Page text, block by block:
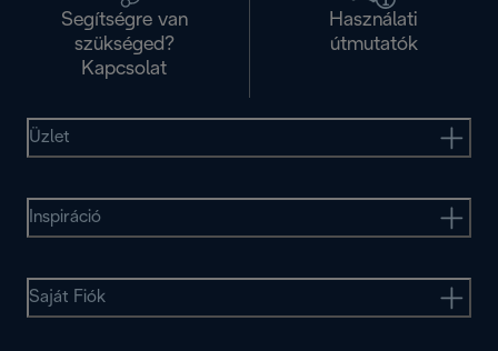
Segítségre van
szükséged?
Kapcsolat
Használati
útmutatók
Üzlet
Inspiráció
Saját Fiók